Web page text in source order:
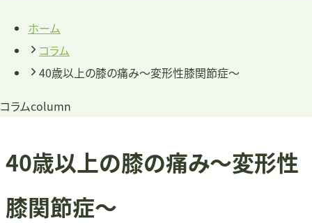
コラムcolumn
ホーム
コラム
40歳以上の膝の痛み～変形性膝関節症～
40歳以上の膝の痛み～変形性
膝関節症～